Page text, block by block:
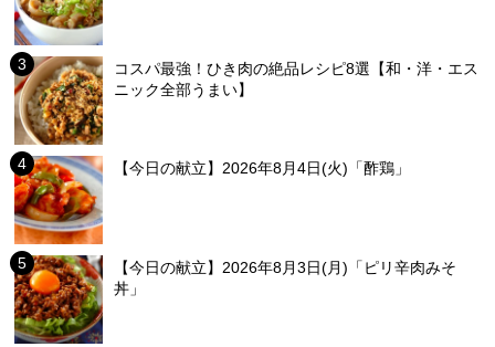
コスパ最強！ひき肉の絶品レシピ8選【和・洋・エス
ニック全部うまい】
【今日の献立】2026年8月4日(火)「酢鶏」
【今日の献立】2026年8月3日(月)「ピリ辛肉みそ
丼」